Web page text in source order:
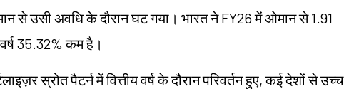
से उसी अवधि के दौरान घट गया। भारत ने FY26 में ओमान से 1.91
35.32% कम है।
स्रोत पैटर्न में वित्तीय वर्ष के दौरान परिवर्तन हुए, कई देशों से उच्च